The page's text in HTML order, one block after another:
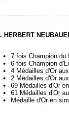
HERBERT
7 fois Champion du
6 fois Champion
4 Médailles d'Or
2 Médailles d'Or
69 Médailles d'Or
61 Médailles d'Or
Médaille d'Or en